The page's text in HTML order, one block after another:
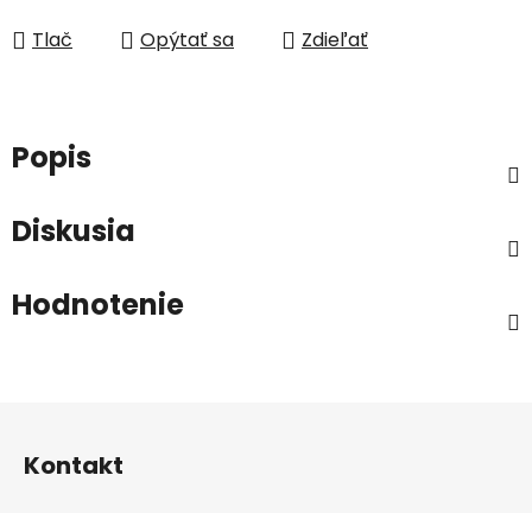
Tlač Opýtať sa Zdieľať
Popis
Diskusia
Hodnotenie
Kontakt